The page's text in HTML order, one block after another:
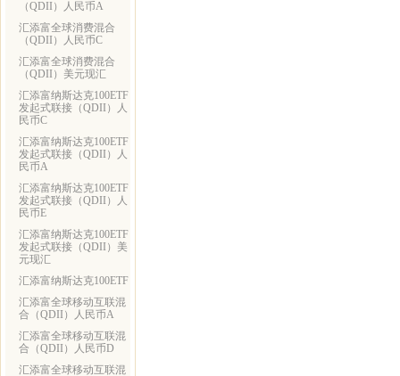
（QDII）人民币A
汇添富全球消费混合
（QDII）人民币C
汇添富全球消费混合
（QDII）美元现汇
汇添富纳斯达克100ETF
发起式联接（QDII）人
民币C
汇添富纳斯达克100ETF
发起式联接（QDII）人
民币A
汇添富纳斯达克100ETF
发起式联接（QDII）人
民币E
汇添富纳斯达克100ETF
发起式联接（QDII）美
元现汇
汇添富纳斯达克100ETF
汇添富全球移动互联混
合（QDII）人民币A
汇添富全球移动互联混
合（QDII）人民币D
汇添富全球移动互联混